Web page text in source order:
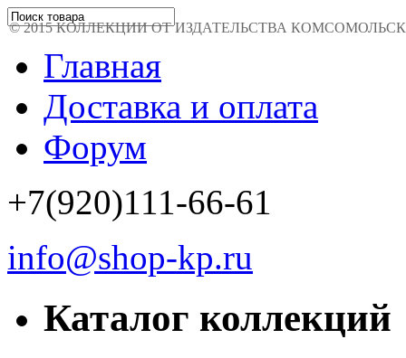
Главная
Доставка и оплата
Форум
+7(920)111-66-61
info@shop-kp.ru
Каталог коллекций
© 2015 КОЛЛЕКЦИИ ОТ ИЗДАТЕЛЬСТВА